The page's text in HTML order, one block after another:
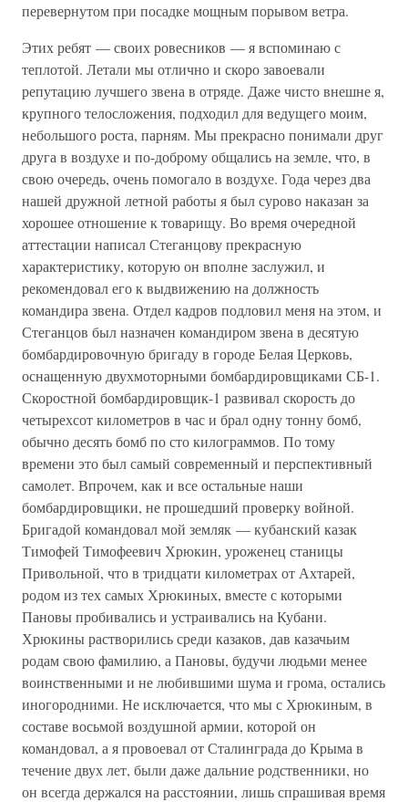
перевернутом при посадке мощным порывом ветра.
Этих ребят — своих ровесников — я вспоминаю с
теплотой. Летали мы отлично и скоро завоевали
репутацию лучшего звена в отряде. Даже чисто внешне я,
крупного телосложения, подходил для ведущего моим,
небольшого роста, парням. Мы прекрасно понимали друг
друга в воздухе и по-доброму общались на земле, что, в
свою очередь, очень помогало в воздухе. Года через два
нашей дружной летной работы я был сурово наказан за
хорошее отношение к товарищу. Во время очередной
аттестации написал Стеганцову прекрасную
характеристику, которую он вполне заслужил, и
рекомендовал его к выдвижению на должность
командира звена. Отдел кадров подловил меня на этом, и
Стеганцов был назначен командиром звена в десятую
бомбардировочную бригаду в городе Белая Церковь,
оснащенную двухмоторными бомбардировщиками СБ-1.
Скоростной бомбардировщик-1 развивал скорость до
четырехсот километров в час и брал одну тонну бомб,
обычно десять бомб по сто килограммов. По тому
времени это был самый современный и перспективный
самолет. Впрочем, как и все остальные наши
бомбардировщики, не прошедший проверку войной.
Бригадой командовал мой земляк — кубанский казак
Тимофей Тимофеевич Хрюкин, уроженец станицы
Привольной, что в тридцати километрах от Ахтарей,
родом из тех самых Хрюкиных, вместе с которыми
Пановы пробивались и устраивались на Кубани.
Хрюкины растворились среди казаков, дав казачьим
родам свою фамилию, а Пановы, будучи людьми менее
воинственными и не любившими шума и грома, остались
иногородними. Не исключается, что мы с Хрюкиным, в
составе восьмой воздушной армии, которой он
командовал, а я провоевал от Сталинграда до Крыма в
течение двух лет, были даже дальние родственники, но
он всегда держался на расстоянии, лишь спрашивая время